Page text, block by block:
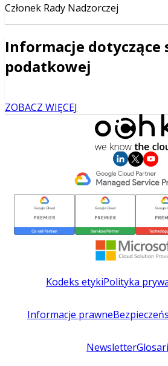
Członek Rady Nadzorczej
Informacje
podatkowej
ZOBACZ WIĘCEJ
Kodeks etykiPolityka
Informacje prawne
Newsletter